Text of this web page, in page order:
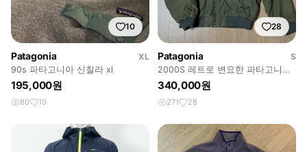
10
Patagonia
XL
90s 파타고니아 신칠라 xl
195,000원
80 10
28
Patagonia
S
2000S 레트로 변요한 파타고니아
쉘드 신칠라 자켓 판매합니다.
340,000원
271 28